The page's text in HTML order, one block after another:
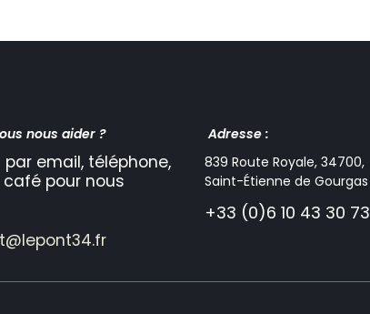
Adresse :
839 Route Royale, 34700,
Saint-Étienne de Gourgas
+33 (0)6 10 43 30 73
nous aider ?
email, téléphone,
pour nous